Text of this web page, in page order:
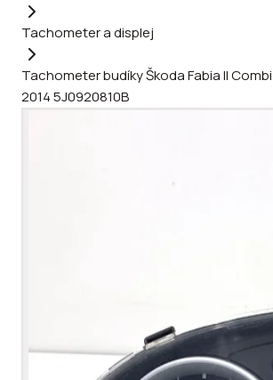
Tachometer a displej
Tachometer budíky Škoda Fabia II
2014 5J0920810B